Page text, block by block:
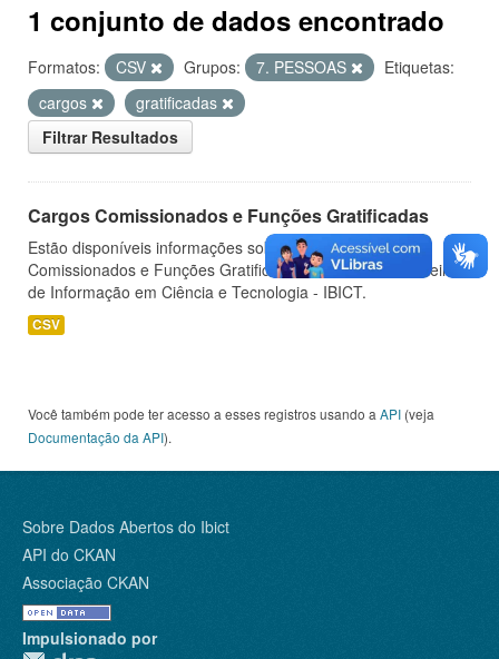
1 conjunto de dados encontrado
Formatos: CSV Grupos: 7. PESSOAS
Etiquetas:
cargos
gratificadas
Filtrar Resultados
Cargos Comissionados e Funções Gratificadas
Estão disponíveis informações sobre os Cargos
Comissionados e Funções Gratificadas do Instituto Brasileiro
de Informação em Ciência e Tecnologia - IBICT.
CSV
Você também pode ter acesso a esses registros usando a API (veja
Documentação da API).
Sobre Dados Abertos do Ibict
API do CKAN
Associação CKAN
Impulsionado por